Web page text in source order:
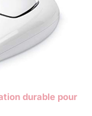
durable pour